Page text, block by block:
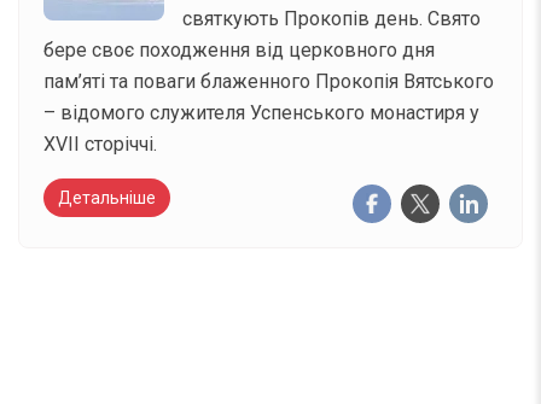
святкують Прокопів день. Свято
бере своє походження від церковного дня
пам’яті та поваги блаженного Прокопія Вятського
– відомого служителя Успенського монастиря у
XVII сторіччі.
Детальніше